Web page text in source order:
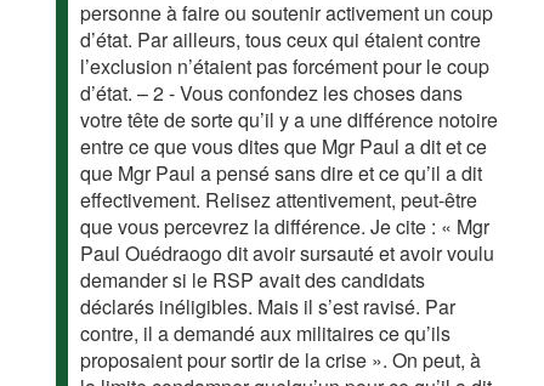
personne à faire ou soutenir activement un coup
d’état. Par ailleurs, tous ceux qui étaient contre
l’exclusion n’étaient pas forcément pour le coup
d’état. – 2 - Vous confondez les choses dans
votre tête de sorte qu’il y a une différence notoire
entre ce que vous dites que Mgr Paul a dit et ce
que Mgr Paul a pensé sans dire et ce qu’il a dit
effectivement. Relisez attentivement, peut-être
que vous percevrez la différence. Je cite : « Mgr
Paul Ouédraogo dit avoir sursauté et avoir voulu
demander si le RSP avait des candidats
déclarés inéligibles. Mais il s’est ravisé. Par
contre, il a demandé aux militaires ce qu’ils
proposaient pour sortir de la crise ». On peut, à